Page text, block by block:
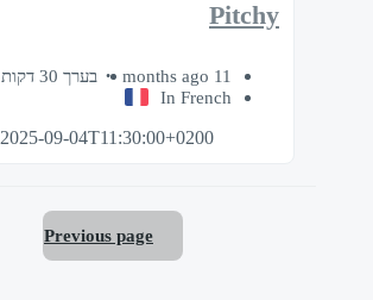
Pitchy
11 months ago
בערך 30 דקות
In French
2025-09-04T11:30:00+0200
Previous page